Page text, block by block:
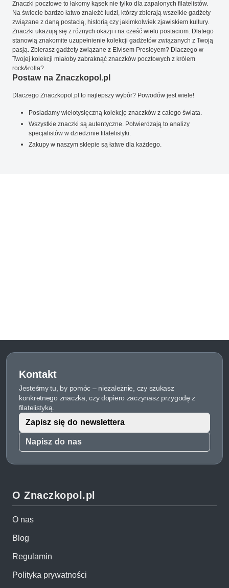
Znaczki pocztowe to łakomy kąsek nie tylko dla zapalonych filatelistów.
Na świecie bardzo łatwo znaleźć ludzi, którzy zbierają wszelkie gadżety
związane z daną postacią, historią czy jakimkolwiek zjawiskiem kultury.
Znaczki ukazują się z różnych okazji i na cześć wielu postaciom. Dlatego
stanowią znakomite uzupełnienie kolekcji gadżetów związanych z Twoją
pasją. Zbierasz gadżety związane z Elvisem Presleyem? Dlaczego w
Twojej kolekcji miałoby zabraknąć znaczków pocztowych z królem
rock&rolla?
Postaw na Znaczkopol.pl
Dlaczego Znaczkopol.pl to najlepszy wybór? Powodów jest wiele!
Posiadamy wielotysięczną kolekcję znaczków z całego świata.
Wszystkie znaczki są autentyczne. Potwierdzają to analizy
specjalistów w dziedzinie filatelistyki.
Zakupy w naszym sklepie są łatwe dla każdego.
Kontakt
Jesteśmy tu, by pomóc – niezależnie, czy szukasz
konkretnego znaczka, czy dopiero zaczynasz przygodę z
filatelistyką.
Napisz do nas
Zapisz się do newslettera
O Znaczkopol.pl
O nas
Blog
Regulamin
Polityka prywatności